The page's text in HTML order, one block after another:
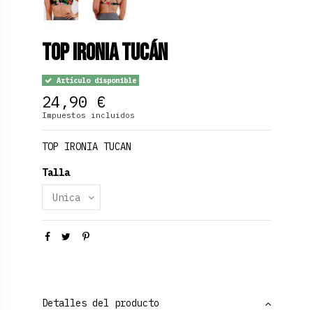
Top Ironia Tucán
Artículo disponible
24,90 €
Impuestos incluidos
TOP IRONIA TUCAN
Talla
Detalles del producto